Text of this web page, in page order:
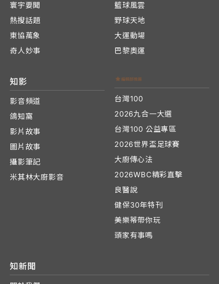
寰宇要聞
熱搜話題
東協萬象
奇人妙事
籃球風雲
野球天地
大運動場
巴黎奧運
知影
影音頻道
鴿知窩
影片故事
圖片故事
攝影筆記
米其林大廚影音
台灣100
2026九合一大選
台灣100 公益專區
2026世界盃足球賽
大廚傳心法
2026WBC精彩直擊
良醫說
健保30年特刊
美樂蒂帶你玩
頭家有事嗎
知新聞